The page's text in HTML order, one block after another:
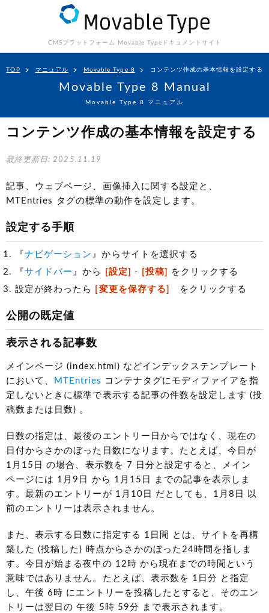
CMSプラットフォーム Movable Type ドキュメントサイト
TOP マニュアル Movable Type 8 コンテンツ作成の基本情報を設定する
Movable Type 8 Manual
Movable Type 8 マニュアル
コンテンツ作成の基本情報を設定する
最終更新日: 2025.11.19
記事、ウェブページ、画像挿入に関する設定と、
MTEntries タグの標準の動作を設定します。
設定する手順
『ナビゲーション 』からサイトを選択する
『サイドバー 』から [設定] - [投稿]
をクリックする
設定が終わったら
[変更を保存する] をクリックする
公開の既定値
表示される記事数
メインページ (index.html) などインデックステンプレート
において、
MTEntries コンテナタグにモディファイアを指
定しないときに標準で表示する記事の件数を設定します (投
稿数または日数) 。
日数の指定は、最後のエントリー日からではなく、現在の
日付からさかのぼった日数になります。たとえば、今日が
1月15日 の場合、表示数を 7 日分と設定すると、メイン
ページには 1月9日 から 1月15日 までの記事を表示しま
す。最新のエントリーが 1月10日 だとしても、1月8日 以
前のエントリーは表示されません。
また、表示する日数に指定する 1日間 とは、サイトを再構
築した (投稿した) 時点からさかのぼった24時間を指しま
す。今日が始まる夜中の 12時 から現在までの時間という
意味ではありません。たとえば、表示数を 1日分 と指定
し、午後 6時 にエントリーを投稿したとすると、そのエン
トリーは翌日の 午後 5時 59分 まで表示されます。